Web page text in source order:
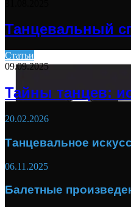
Танцевальный
Статьи
09.09.2025
Тайны танцев:
20.02.2026
Танцевальное
06.11.2025
Балетные